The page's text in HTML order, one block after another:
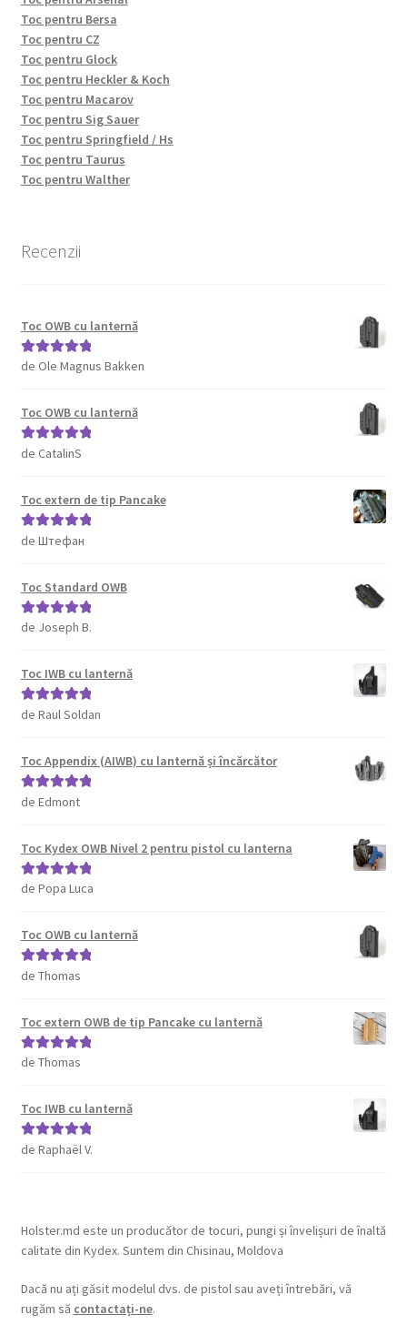
Toc pentru Bersa
Toc pentru CZ
Toc pentru Glock
Toc pentru Heckler & Koch
Toc pentru Macarov
Toc pentru Sig Sauer
Toc pentru Springfield / Hs
Toc pentru Taurus
Toc pentru Walther
Recenzii
Toc OWB cu lanternă
Evaluat la5
de Ole Magnus Bakken
Toc OWB cu lanternă
Evaluat la5
de CatalinS
Toc extern de tip Pancake
Evaluat la5
de Штефан
Toc Standard OWB
Evaluat la5
de Joseph B.
Toc IWB cu lanternă
Evaluat la5
de Raul Soldan
Toc Appendix (AIWB) cu lanternă și încărcător
Evaluat la5
de Edmont
Toc Kydex OWB Nivel 2 pentru pistol cu lanterna
Evaluat la5
de Popa Luca
Toc OWB cu lanternă
Evaluat la5
de Thomas
Toc extern OWB de tip Pancake cu lanternă
Evaluat la5
de Thomas
Toc IWB cu lanternă
Evaluat la5
de Raphaël V.
Holster.md este un producător de tocuri, pungi și învelișuri de înaltă
calitate din Kydex. Suntem din Chisinau, Moldova
Dacă nu ați găsit modelul dvs. de pistol sau aveți întrebări, vă
rugăm să contactați-ne.